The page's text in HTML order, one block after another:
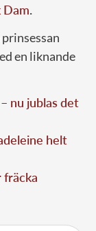
Dam.
en liknande
nu jublas det
helt
fräcka